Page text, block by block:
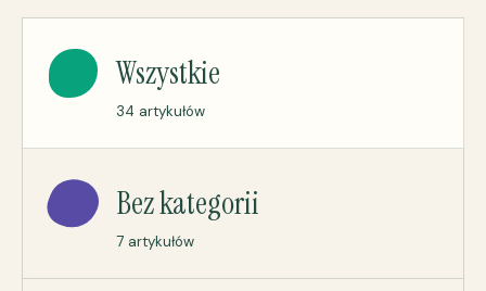
Wszystkie
34 artykułów
Bez kategorii
7 artykułów